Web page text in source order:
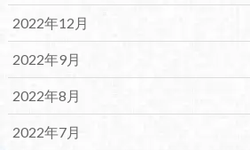
2022年12月
2022年9月
2022年8月
2022年7月